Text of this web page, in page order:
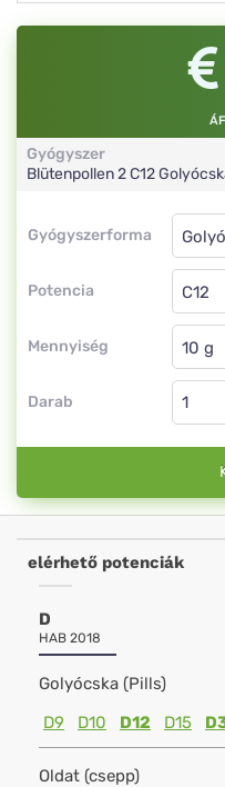
Gyógyszer
Blütenpollen 2C12
Gyógyszerforma
Potencia
C12
Mennyiség
Darab
elérhető potenciák
D
HAB 2018
Golyócska (Pills)
D9
D10 D12 D15
Oldat (csepp)